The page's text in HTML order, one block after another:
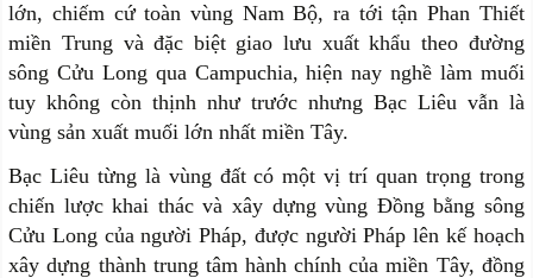
lớn, chiếm cứ toàn vùng Nam Bộ, ra tới tận Phan Thiết
miền Trung và đặc biệt giao lưu xuất khẩu theo đường
sông Cửu Long qua Campuchia, hiện nay nghề làm muối
tuy không còn thịnh như trước nhưng Bạc Liêu vẫn là
vùng sản xuất muối lớn nhất miền Tây.
Bạc Liêu từng là vùng đất có một vị trí quan trọng trong
chiến lược khai thác và xây dựng vùng Đồng bằng sông
Cửu Long của người Pháp, được người Pháp lên kế hoạch
xây dựng thành trung tâm hành chính của miền Tây, đồng